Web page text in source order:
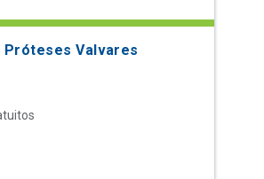
Próteses Valvares